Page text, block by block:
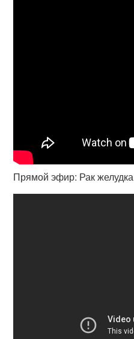
Прямой эфир: Рак желудка